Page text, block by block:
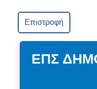
Επιστροφή
ΕΠΣ